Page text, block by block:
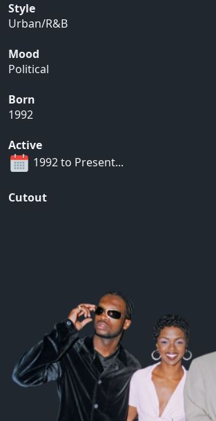
Style
Urban/R&B
Mood
Political
Born
1992
Active
1992 to Present...
Cutout